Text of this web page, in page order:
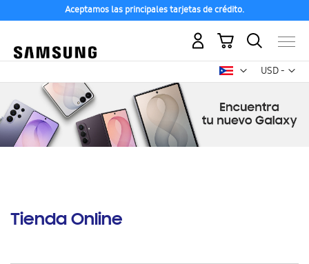
Aceptamos las principales tarjetas de crédito.
USD -
dólar
Mi carrito
Tienda Online